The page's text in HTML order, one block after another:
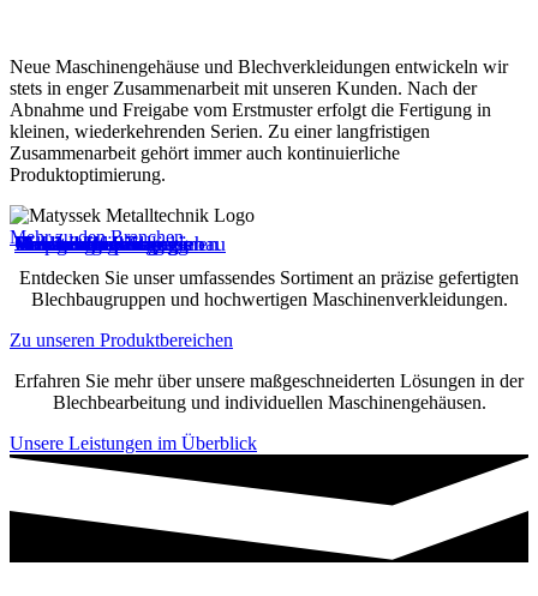
Neue Maschinengehäuse und Blechverkleidungen entwickeln wir
stets in enger Zusammenarbeit mit unseren Kunden. Nach der
Abnahme und Freigabe vom Erstmuster erfolgt die Fertigung in
kleinen, wiederkehrenden Serien. Zu einer langfristigen
Zusammenarbeit gehört immer auch kontinuierliche
Produktoptimierung.
Verpackungsmaschinen
Erneuerbare Energien
Werkzeugmaschinenbau
Anlagenbau
Drucklufterzeugung
Druckmaschinen
Elektrotechnik
Holzbearbeitung
Kunststoffspritzguss
Medizintechnik
Messtechnik
Fahrzeugbau
Getränketechnologie
Mehr zu den Branchen
Entdecken Sie unser umfassendes Sortiment an präzise gefertigten
Blechbaugruppen und hochwertigen Maschinenverkleidungen.
Zu unseren Produktbereichen
Erfahren Sie mehr über unsere maßgeschneiderten Lösungen in der
Blechbearbeitung und individuellen Maschinengehäusen.
Unsere Leistungen im Überblick